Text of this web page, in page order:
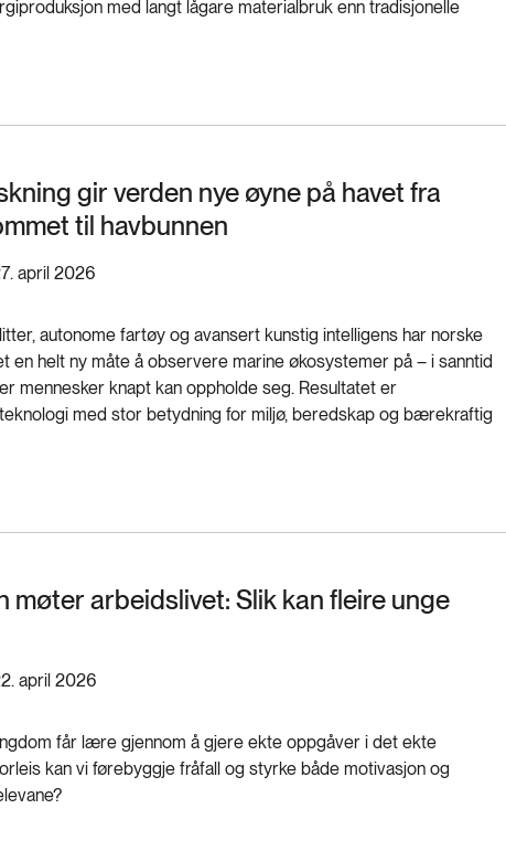
med langt lågare materialbruk enn tradisjonelle
gir verden nye øyne på havet fra
til havbunnen
april 2026
autonome fartøy og avansert kunstig intelligens har norske
en helt ny måte å observere marine økosystemer på – i sanntid
mennesker knapt kan oppholde seg. Resultatet er
med stor betydning for miljø, beredskap og bærekraftig
møter arbeidslivet: Slik kan fleire unge
april 2026
får lære gjennom å gjere ekte oppgåver i det ekte
kan vi førebyggje fråfall og styrke både motivasjon og